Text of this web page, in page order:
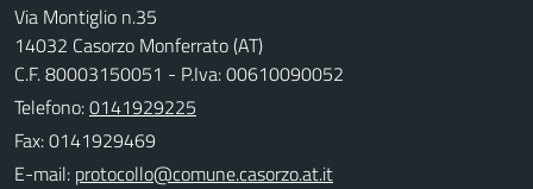
Via Montiglio n.35
14032 Casorzo Monferrato (AT)
C.F. 80003150051 - P.Iva: 00610090052
Telefono:0141929225
Fax: 0141929469
E-mail: